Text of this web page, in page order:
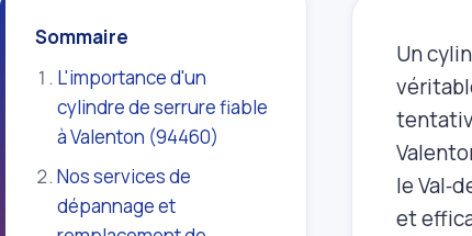
Sommaire
L'importance d'un
cylindre de serrure fiable
à Valenton (94460)
Nos services de
dépannage et
Un
le
et